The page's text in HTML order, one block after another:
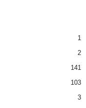
1
2
141
103
3